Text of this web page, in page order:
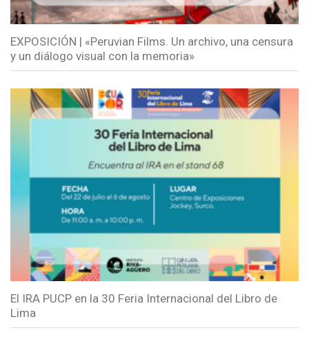
EXPOSICIÓN | «Peruvian Films. Un archivo, una censura
y un diálogo visual con la memoria»
El IRA PUCP en la 30 Feria Internacional del Libro de
Lima